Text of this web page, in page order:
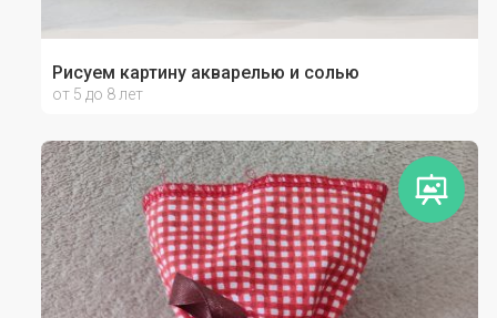
Рисуем картину акварелью и солью
от 5 до 8 лет